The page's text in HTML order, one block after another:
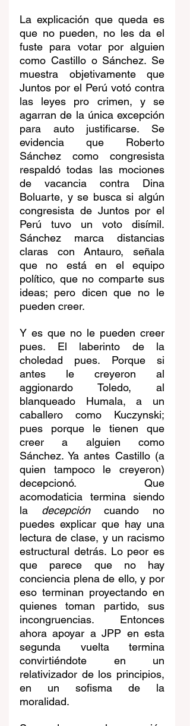
La explicación que queda es
que no pueden, no les da el
fuste para votar por alguien
como Castillo o Sánchez. Se
muestra objetivamente que
Juntos por el Perú votó contra
las leyes pro crimen, y se
agarran de la única excepción
para auto justificarse. Se
evidencia que Roberto
Sánchez como congresista
respaldó todas las mociones
de vacancia contra Dina
Boluarte, y se busca si algún
congresista de Juntos por el
Perú tuvo un voto disímil.
Sánchez marca distancias
claras con Antauro, señala
que no está en el equipo
político, que no comparte sus
ideas; pero dicen que no le
pueden creer.
Y es que no le pueden creer
pues. El laberinto de la
choledad pues. Porque si
antes le creyeron al
aggionardo Toledo, al
blanqueado Humala, a un
caballero como Kuczynski;
pues porque le tienen que
creer a alguien como
Sánchez. Ya antes Castillo (a
quien tampoco le creyeron)
decepcionó. Que
acomodaticia termina siendo
la decepción cuando no
puedes explicar que hay una
lectura de clase, y un racismo
estructural detrás. Lo peor es
que parece que no hay
conciencia plena de ello, y por
eso terminan proyectando en
quienes toman partido, sus
incongruencias. Entonces
ahora apoyar a JPP en esta
segunda vuelta termina
convirtiéndote en un
relativizador de los principios,
en un sofisma de la
moralidad.